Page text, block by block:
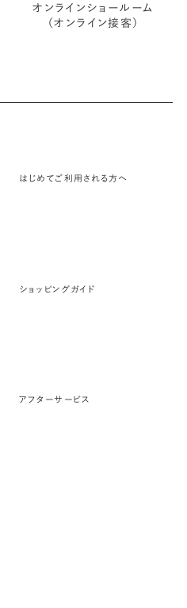
オンラインショールーム
（オンライン接客）
はじめてご利用される方へ
ショッピングガイド
アフターサービス